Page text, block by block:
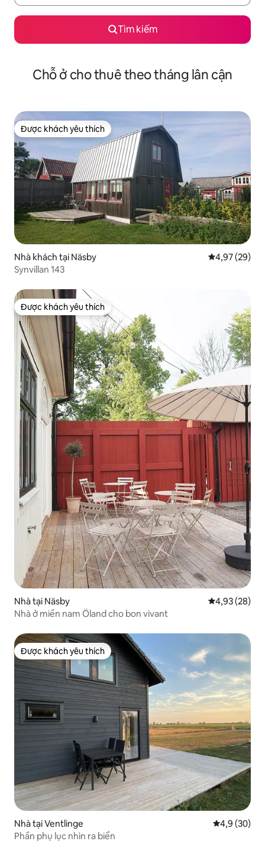
Tìm kiếm
Chỗ ở cho thuê theo tháng lân cận
Được khách yêu thích
Được khách yêu thích
Nhà khách tại Näsby Xếp hạng
4,97 (29)
Synvillan 143
Được khách yêu thích
Được khách yêu thích
Nhà tại Näsby Xếp hạng
4,93 (28)
Nhà ở miền nam Öland cho bon vivant
Được khách yêu thích
Được khách yêu thích
Nhà tại Ventlinge Xếp hạng
4,9 (30)
Phần phụ lục nhìn ra biển